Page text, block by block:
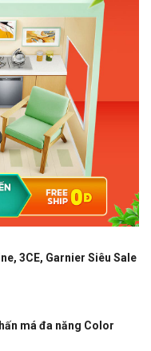
3CE, Garnier Siêu Sale
má đa năng Color